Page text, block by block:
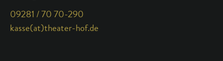
09281 / 70 70-290
kasse(at)theater-hof.de